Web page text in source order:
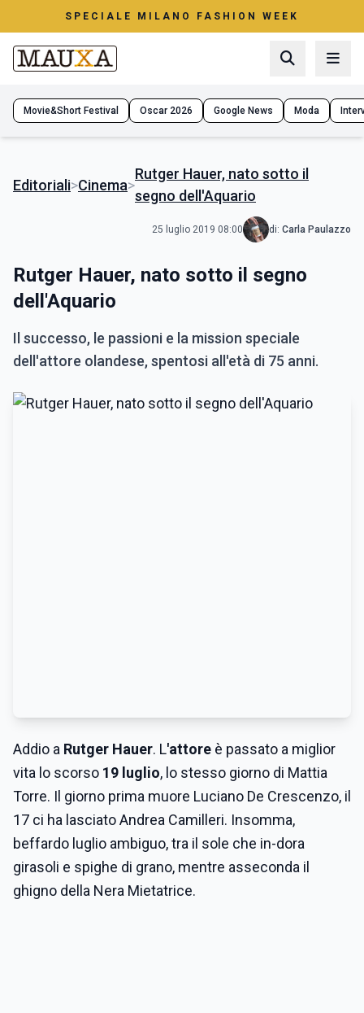
SPECIALE MILANO FASHION WEEK
Movie&Short Festival Oscar 2026 Google News Moda
Editoriali>Cinema>
Rutger Hauer, nato sotto il
segno dell'Aquario
25 luglio 2019 08:00 di: Carla Paulazzo
Rutger Hauer, nato sotto il segno
dell'Aquario
Il successo, le passioni e la mission speciale
dell'attore olandese, spentosi all'età di 75 anni.
Addio a Rutger Hauer. L'attore è passato a miglior
vita lo scorso 19 luglio, lo stesso giorno di Mattia
Torre. Il giorno prima muore Luciano De Crescenzo, il
17 ci ha lasciato Andrea Camilleri. Insomma,
beffardo luglio ambiguo, tra il sole che in-dora
girasoli e spighe di grano, mentre asseconda il
ghigno della Nera Mietatrice.